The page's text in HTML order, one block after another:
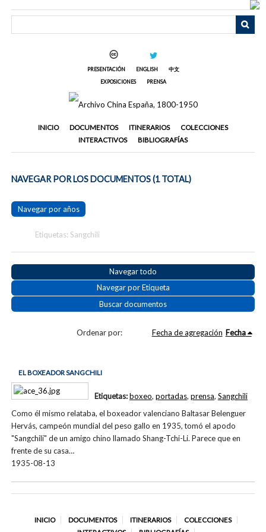
PRESENTACIÓN ENGLISH
中文
EXPOSICIONES
PRENSA
INICIO DOCUMENTOS ITINERARIOS
COLECCIONES
INTERACTIVOS
BIBLIOGRAFÍAS
NAVEGAR POR LOS DOCUMENTOS (1 TOTAL)
Navegar por años
Etiquetas: Sangchili
Navegar todo
Navegar por Etiqueta
Buscar documentos
Ordenar por: Fecha de agregación Fecha
EL BOXEADOR SANGCHILI
Como él mismo relataba, el boxeador valenciano Baltasar Belenguer
Hervás, campeón mundial del peso gallo en 1935, tomó el apodo
"Sangchili" de un amigo chino llamado Shang-Tchi-Li. Parece que en
frente de su casa…
1935-08-13
Etiquetas:boxeo, portadas, prensa, Sangchili
INICIO DOCUMENTOS ITINERARIOS
COLECCIONES